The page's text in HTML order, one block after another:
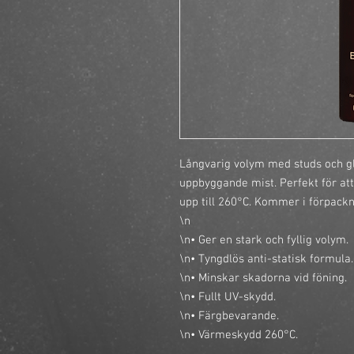
Långvarig volym med studs och
uppbyggande mist. Perfekt för
upp till 260°C. Kommer i
\n
\n• Ger en stark och fyllig volym.
\n• Tyngdlös anti-statisk formula.
\n• Minskar skadorna vid föning.
\n• Fullt UV-skydd.
\n• Färgbevarande.
\n• Värmeskydd 260°C.